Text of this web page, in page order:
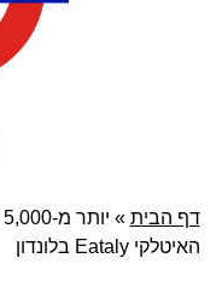
תפריט ראשי
דילוג
לתוכן
דף הבית »
האיטלקי Eataly בלונדון